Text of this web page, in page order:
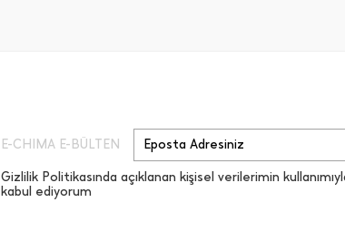
E-CHIMA E-BÜLTEN
Gizlilik Politikasında açıklanan kişisel verilerimin
kabul ediyorum